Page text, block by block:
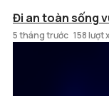
Đi an toàn sống
5 tháng trước 158 lượt